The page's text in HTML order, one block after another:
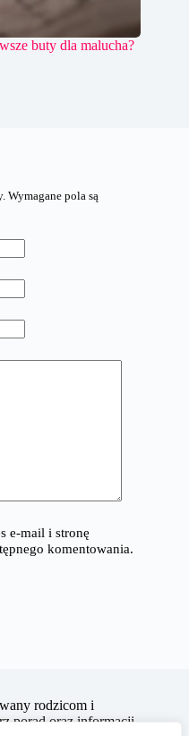
buty dla malucha?
Wymagane pola są
e-mail i stronę
komentowania.
rodzicom i
porad oraz informacji